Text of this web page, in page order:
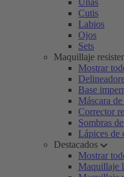
Uñas
Cutis
Labios
Ojos
Sets
Maquillaje
Mostrar
Base
Máscara
Corrector
Sombras
Lápices de
Destacados
Mostrar
Maquillaje